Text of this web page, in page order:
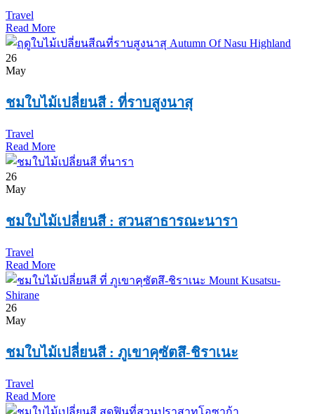
Travel
Read More
26
May
ชมใบไม้เปลี่ยนสี : ที่ราบสูงนาสุ
Travel
Read More
26
May
ชมใบไม้เปลี่ยนสี : สวนสาธารณะนารา
Travel
Read More
26
May
ชมใบไม้เปลี่ยนสี : ภูเขาคุซัตสึ-ชิราเนะ
Travel
Read More